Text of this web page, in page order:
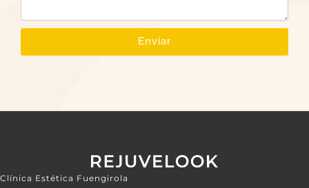
Enviar
Clínica Estética Fuengirola